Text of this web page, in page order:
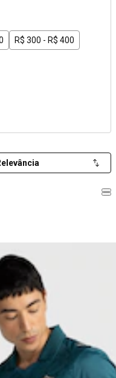
R$ 300 - R$ 400